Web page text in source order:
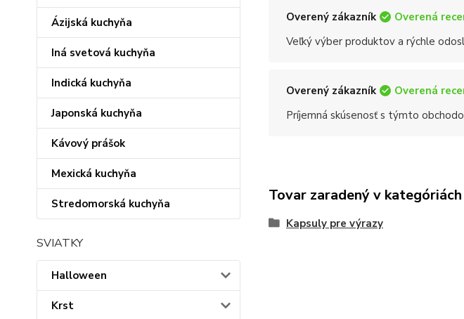
Ázijská kuchyňa
Iná svetová kuchyňa
Indická kuchyňa
Japonská kuchyňa
Kávový prášok
Mexická kuchyňa
Stredomorská kuchyňa
SVIATKY
Halloween
Krst
Overený zákazník Overená
Veľký výber produktov a rýchle
Overený zákazník Overená
Príjemná skúsenosť s týmto
Tovar zaradený v kategóriách
Kapsuly pre výrazy